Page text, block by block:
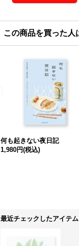
この商品を買った人
何も起きない夜日記
1,980円(税込)
最近チェックしたアイテム